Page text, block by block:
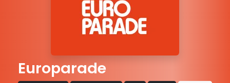
Europarade